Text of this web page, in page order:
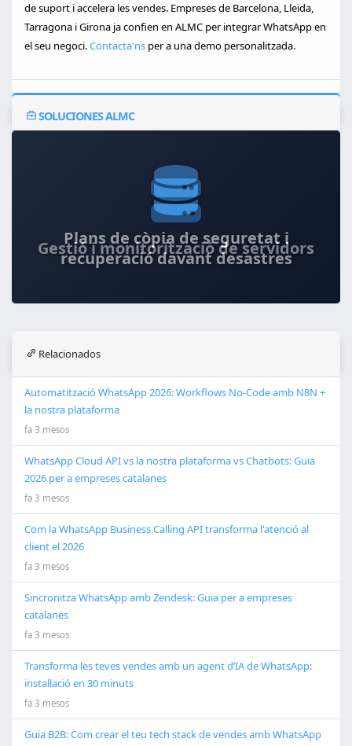
de suport i accelera les vendes. Empreses de Barcelona, Lleida,
Tarragona i Girona ja confien en ALMC per integrar WhatsApp en
el seu negoci.Contacta'ns per a una demo personalitzada.
SOLUCIONES ALMC
Gestió i monitorització de servidors
Relacionados
Automatització WhatsApp 2026: Workflows No-Code amb N8N +
la nostra plataforma
fa 3 mesos
WhatsApp Cloud API vs la nostra plataforma vs Chatbots: Guia
2026 per a empreses catalanes
fa 3 mesos
Com la WhatsApp Business Calling API transforma l'atenció al
client el 2026
fa 3 mesos
Sincronitza WhatsApp amb Zendesk: Guia per a empreses
catalanes
fa 3 mesos
Transforma les teves vendes amb un agent d’IA de WhatsApp:
instal·lació en 30 minuts
fa 3 mesos
Guia B2B: Com crear el teu tech stack de vendes amb WhatsApp